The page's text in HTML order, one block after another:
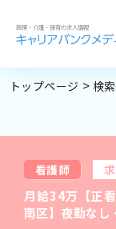
求人閲覧
最近利用
SEARCH
資格
トップページ 検
看護師
月給34万【正
南区】夜勤なし